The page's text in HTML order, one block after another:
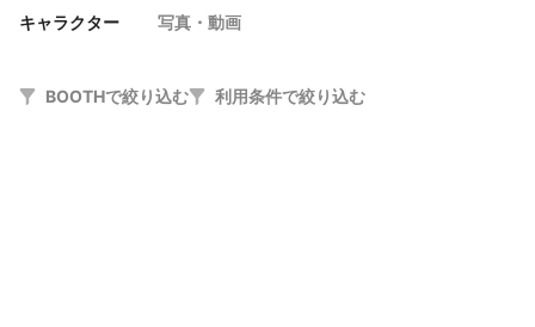
キャラクター 写真・動画
BOOTHで絞り込む 利用条件で絞り込む